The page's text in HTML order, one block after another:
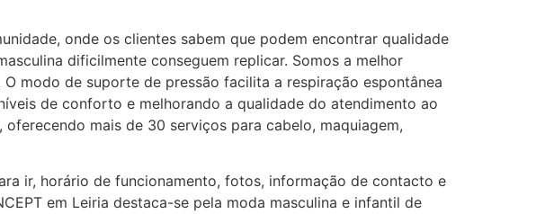
onde os clientes sabem que podem encontrar qualidade
dificilmente conseguem replicar. Somos a melhor
modo de suporte de pressão facilita a respiração espontânea
de conforto e melhorando a qualidade do atendimento ao
mais de 30 serviços para cabelo, maquiagem,
ir, horário de funcionamento, fotos, informação de contacto e
em Leiria destaca-se pela moda masculina e infantil de